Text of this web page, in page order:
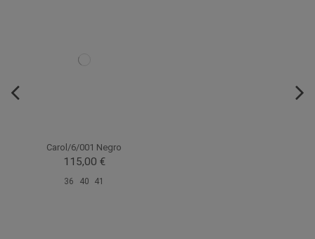
Carol/6/001 Negro
115,00 €
36 40 41